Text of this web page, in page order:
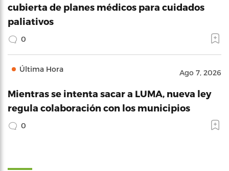
cubierta de planes médicos para cuidados
paliativos
0
Última Hora Ago 7, 2026
Mientras se intenta sacar a LUMA, nueva ley
regula colaboración con los municipios
0